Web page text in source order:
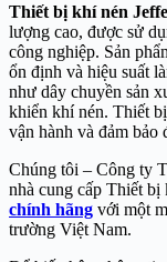
Thiết bị khí nén
lượng cao, được sử
công nghiệp. Sản
ổn định và hiệu suất
như dây chuyền sản
khiển khí nén. Thiết
vận hành và đảm bảo
Chúng tôi – Công ty
nhà cung cấp Thiết bị
chính hãng với một
trường Việt Nam.